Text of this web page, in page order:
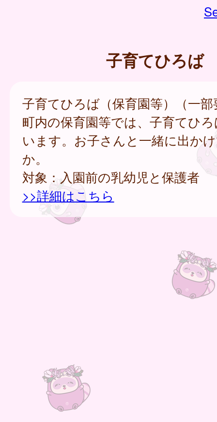
子育てひろば
子育てひろば（保育園等）（一部
町内の保育園等では、子育てひ
います。お子さんと一緒に出か
か。
対象：入園前の乳幼児と保護者
>>詳細はこちら